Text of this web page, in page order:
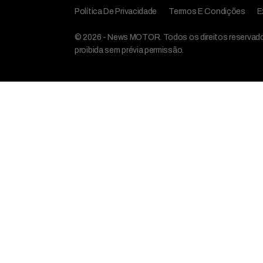
Política De Privacidade Termos E Condições
© 2026 - News MOTOR. Todos os direitos
proibida sem prévia permissão.